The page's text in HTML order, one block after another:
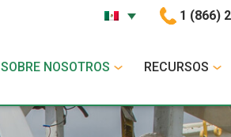
1 (866)
SOBRE NOSOTROS RECURSOS